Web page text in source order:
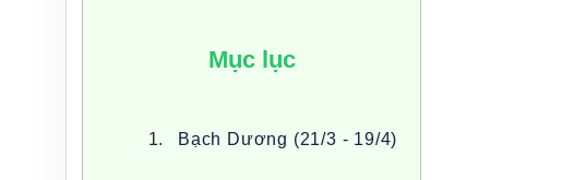
Mục lục
Bạch Dương (21/3 - 19/4)